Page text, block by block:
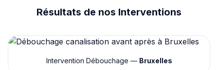
Résultats de nos Interventions
Intervention Débouchage — Bruxelles